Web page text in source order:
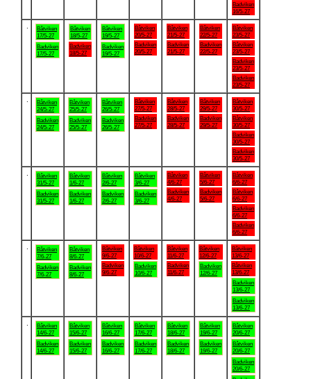
Badviken
16/5-27
Båtviken
17/5-27
Badviken
17/5-27
Båtviken
18/5-27
Badviken
18/5-27
Båtviken
19/5-27
Badviken
19/5-27
Båtviken
20/5-27
Badviken
20/5-27
Båtviken
21/5-27
Badviken
21/5-27
Båtviken
22/5-27
Badviken
22/5-27
Båtviken
23/5-27
Båtviken
23/5-27
Badviken
23/5-27
Badviken
23/5-27
Båtviken
24/5-27
Badviken
24/5-27
Båtviken
25/5-27
Badviken
25/5-27
Båtviken
26/5-27
Badviken
26/5-27
Båtviken
27/5-27
Badviken
27/5-27
Båtviken
28/5-27
Badviken
28/5-27
Båtviken
29/5-27
Badviken
29/5-27
Båtviken
30/5-27
Båtviken
30/5-27
Badviken
30/5-27
Badviken
30/5-27
Båtviken
31/5-27
Badviken
31/5-27
Båtviken
1/6-27
Badviken
1/6-27
Båtviken
2/6-27
Badviken
2/6-27
Båtviken
3/6-27
Badviken
3/6-27
Båtviken
4/6-27
Badviken
4/6-27
Båtviken
5/6-27
Badviken
5/6-27
Båtviken
6/6-27
Båtviken
6/6-27
Badviken
6/6-27
Badviken
6/6-27
Båtviken
7/6-27
Badviken
7/6-27
Båtviken
8/6-27
Badviken
8/6-27
Båtviken
9/6-27
Badviken
9/6-27
Båtviken
10/6-27
Badviken
10/6-27
Båtviken
11/6-27
Badviken
11/6-27
Båtviken
12/6-27
Badviken
12/6-27
Båtviken
13/6-27
Båtviken
13/6-27
Badviken
13/6-27
Badviken
13/6-27
Båtviken
14/6-27
Badviken
14/6-27
Båtviken
15/6-27
Badviken
15/6-27
Båtviken
16/6-27
Badviken
16/6-27
Båtviken
17/6-27
Badviken
17/6-27
Båtviken
18/6-27
Badviken
18/6-27
Båtviken
19/6-27
Badviken
19/6-27
Båtviken
20/6-27
Båtviken
20/6-27
Badviken
20/6-27